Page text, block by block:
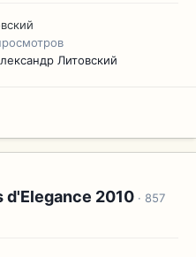
Литовский
d'Elegance 2010 · 857